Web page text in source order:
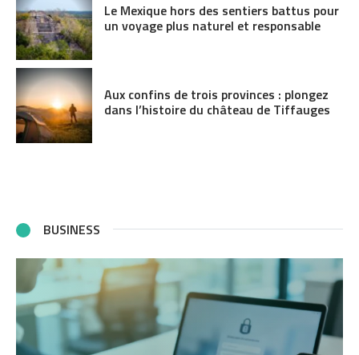
Le Mexique hors des sentiers battus pour
un voyage plus naturel et responsable
Aux confins de trois provinces : plongez
dans l’histoire du château de Tiffauges
BUSINESS